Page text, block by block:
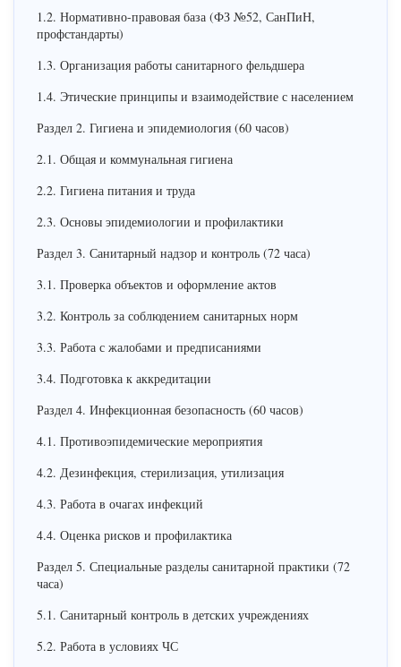
1.2. Нормативно-правовая база (ФЗ №52, СанПиН,
профстандарты)
1.3. Организация работы санитарного фельдшера
1.4. Этические принципы и взаимодействие с населением
Раздел 2. Гигиена и эпидемиология (60 часов)
2.1. Общая и коммунальная гигиена
2.2. Гигиена питания и труда
2.3. Основы эпидемиологии и профилактики
Раздел 3. Санитарный надзор и контроль (72 часа)
3.1. Проверка объектов и оформление актов
3.2. Контроль за соблюдением санитарных норм
3.3. Работа с жалобами и предписаниями
3.4. Подготовка к аккредитации
Раздел 4. Инфекционная безопасность (60 часов)
4.1. Противоэпидемические мероприятия
4.2. Дезинфекция, стерилизация, утилизация
4.3. Работа в очагах инфекций
4.4. Оценка рисков и профилактика
Раздел 5. Специальные разделы санитарной практики (72
часа)
5.1. Санитарный контроль в детских учреждениях
5.2. Работа в условиях ЧС